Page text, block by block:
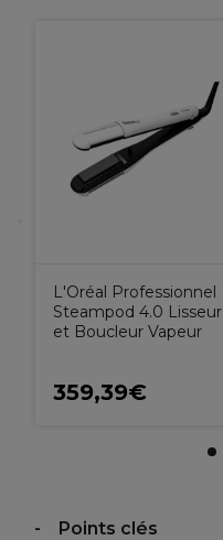
L'Oréal Professionnel
Steampod 4.0 Lisseur
et Boucleur Vapeur
359,39€
Points clés